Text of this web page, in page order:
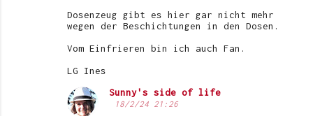
Dosenzeug gibt es hier gar nicht mehr
wegen der Beschichtungen in den Dosen.
Vom Einfrieren bin ich auch Fan.
LG Ines
Sunny's side of life
18/2/24 21:26